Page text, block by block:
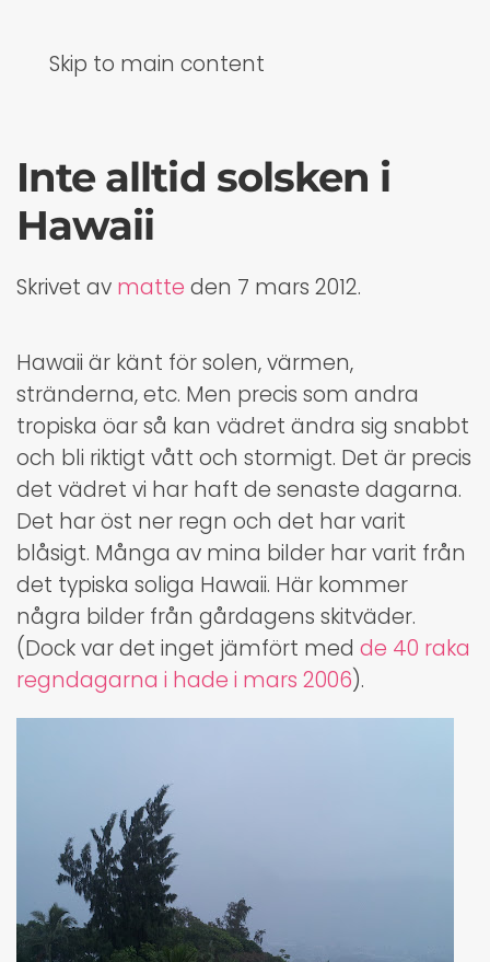
Skip to main content
Inte alltid solsken i
Hawaii
Skrivet av matte den 7 mars 2012.
Hawaii är känt för solen, värmen,
stränderna, etc. Men precis som andra
tropiska öar så kan vädret ändra sig snabbt
och bli riktigt vått och stormigt. Det är precis
det vädret vi har haft de senaste dagarna.
Det har öst ner regn och det har varit
blåsigt. Många av mina bilder har varit från
det typiska soliga Hawaii. Här kommer
några bilder från gårdagens skitväder.
(Dock var det inget jämfört med de 40 raka
regndagarna i hade i mars 2006).